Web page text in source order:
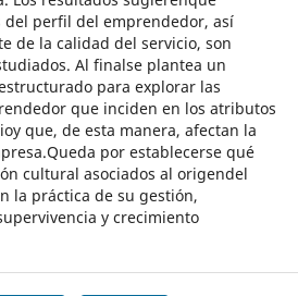
del perfil del emprendedor, así
de la calidad del servicio, son
Al finalse plantea un
para explorar las
que inciden en los atributos
que, de esta manera, afectan la
por establecerse qué
cultural asociados al origendel
la práctica de su gestión,
y crecimiento